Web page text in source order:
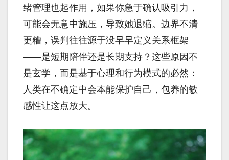
绪管理也起作用，如果你急于确认吸引力，
可能会无意中施压，导致她退缩。边界不清
更糟，误判往往源于没早早定义关系框架
——是短期陪伴还是长期支持？这些原因不
是玄学，而是基于心理和行为模式的必然：
人类在不确定中会本能保护自己，包养的敏
感性让这点放大。